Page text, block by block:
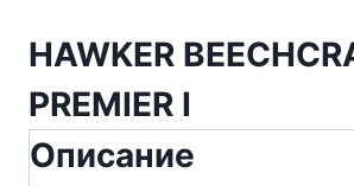
HAWKER
PREMIER I
Описание